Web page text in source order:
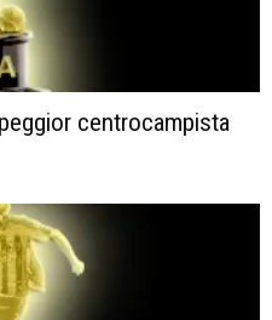
centrocampista